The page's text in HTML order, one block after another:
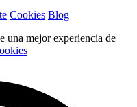
Cookies Blog
una mejor experiencia de